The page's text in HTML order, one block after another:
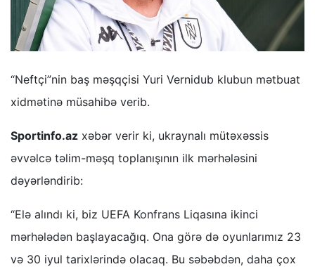
“Neftçi”nin baş məşqçisi Yuri Vernidub klubun mətbuat
xidmətinə müsahibə verib.
Sportinfo.az xəbər verir ki, ukraynalı mütəxəssis
əvvəlcə təlim-məşq toplanışının ilk mərhələsini
dəyərləndirib:
“Elə alındı ki, biz UEFA Konfrans Liqasına ikinci
mərhələdən başlayacağıq. Ona görə də oyunlarımız 23
və 30 iyul tarixlərində olacaq. Bu səbəbdən, daha çox